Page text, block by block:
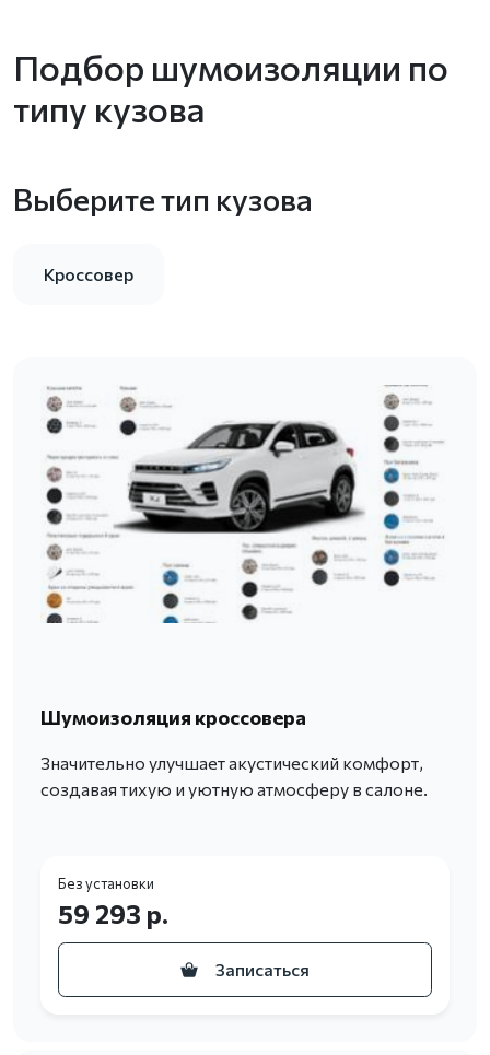
Подбор шумоизоляции по
типу кузова
Выберите тип кузова
Кроссовер
Шумоизоляция кроссовера
Значительно улучшает акустический комфорт,
создавая тихую и уютную атмосферу в салоне.
Без установки
59 293 р.
Записаться